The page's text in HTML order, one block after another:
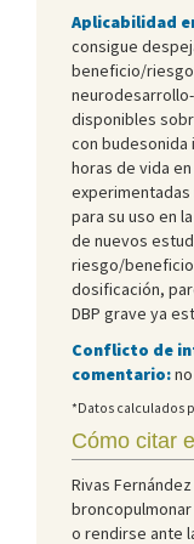
Aplicabilidad
consigue
beneficio/
disponibles
con budesonida
horas de vida
para su uso en
de nuevos
riesgo/
dosificación,
DBP grave ya
Conflicto de
comentario:
*Datos calculados
Cómo citar
Rivas
o rendirse ante